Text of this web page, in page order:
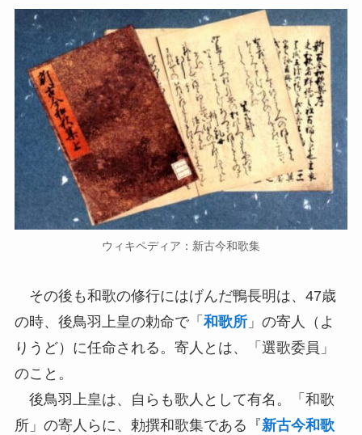
ウィキペディア：新古今和歌集
その後も和歌の修行にはげんだ鴨長明は、47歳
の時、後鳥羽上皇の勅命で「 和歌所」の寄人（よ
りうど）に任命される。寄人とは、「選歌委員」
のこと。
後鳥羽上皇は、自らも歌人として有名。「和歌
所」の寄人らに、勅撰和歌集である『新古今和歌